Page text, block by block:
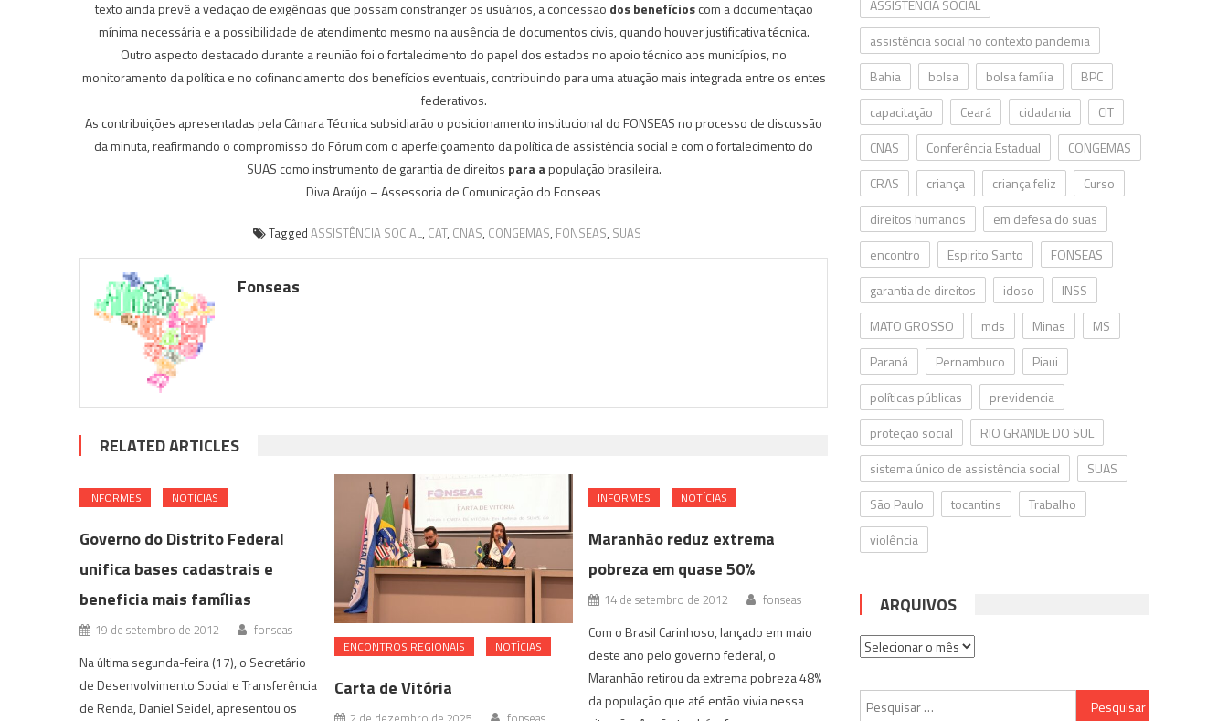
texto ainda prevê a vedação de exigências que possam constranger os usuários, a concessão dos benefícioscom a documentação
mínima necessária e a possibilidade de atendimento mesmo na ausência de documentos civis, quando houver justificativa técnica.
Outro aspecto destacado durante a reunião foi o fortalecimento do papel dos estados no apoio técnico aos municípios, no
monitoramento da política e no cofinanciamento dos benefícios eventuais, contribuindo para uma atuação mais integrada entre os entes
federativos.
As contribuições apresentadas pela Câmara Técnica subsidiarão o posicionamento institucional do FONSEAS no processo de discussão
da minuta, reafirmando o compromisso do Fórum com o aperfeiçoamento da política de assistência social e com o fortalecimento do
SUAS como instrumento de garantia de direitos para apopulação brasileira.
Diva Araújo – Assessoria de Comunicação do Fonseas
Tagged ASSISTÊNCIA SOCIAL, CAT, CNAS, CONGEMAS, FONSEAS, SUAS
Fonseas
RELATED ARTICLES
INFORMES NOTÍCIAS
Governo do Distrito Federal
unifica bases cadastrais e
beneficia mais famílias
19 de setembro de 2012 fonseas
Na última segunda-feira (17), o Secretário
de Desenvolvimento Social e Transferência
de Renda, Daniel Seidel, apresentou os
ENCONTROS REGIONAIS NOTÍCIAS
Carta de Vitória
INFORMES NOTÍCIAS
Maranhão reduz extrema
pobreza em quase 50%
14 de setembro de 2012 fonseas
Com o Brasil Carinhoso, lançado em maio
deste ano pelo governo federal, o
Maranhão retirou da extrema pobreza 48%
da população que até então vivia nessa
ASSISTÊNCIA SOCIAL
assistência social no contexto pandemia
Bahia
bolsa bolsa família
BPC
capacitação
Ceará cidadania
CIT
CNAS
Conferência Estadual
CONGEMAS
CRAS
criança criança feliz
Curso
direitos humanos
em defesa do suas
encontro
Espirito Santo
FONSEAS
garantia de direitos
idoso
INSS
MATO GROSSO
mds Minas
MS
Paraná
Pernambuco
Piaui
políticas públicas
previdencia
proteção social
RIO GRANDE DO SUL
sistema único de assistência social
SUAS
São Paulo
tocantins
Trabalho
violência
ARQUIVOS
Arquivos
Pesquisar